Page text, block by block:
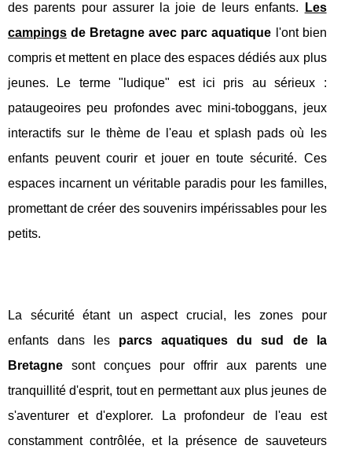
des parents pour assurer la joie de leurs enfants.
Les
campings de Bretagne avec parc aquatique l'ont bien
compris et mettent en place des espaces dédiés aux plus
jeunes. Le terme "ludique" est ici pris au sérieux :
pataugeoires peu profondes avec mini-toboggans, jeux
interactifs sur le thème de l'eau et splash pads où les
enfants peuvent courir et jouer en toute sécurité. Ces
espaces incarnent un véritable paradis pour les familles,
promettant de créer des souvenirs impérissables pour les
petits.
La sécurité étant un aspect crucial, les zones pour
enfants dans les parcs aquatiques du sud de la
Bretagne sont conçues pour offrir aux parents une
tranquillité d'esprit, tout en permettant aux plus jeunes de
s'aventurer et d'explorer. La profondeur de l'eau est
constamment contrôlée, et la présence de sauveteurs